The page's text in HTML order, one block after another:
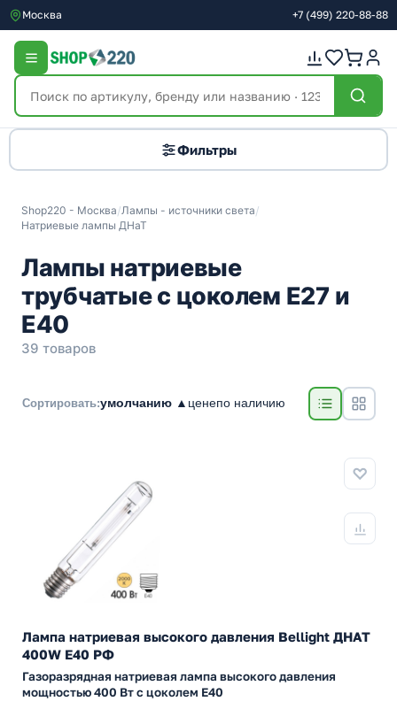
Москва +7 (499) 220-88-88
Фильтры
Shop220 - Москва/Лампы - источники света/
Натриевые лампы ДНаТ
Лампы натриевые
трубчатые с цоколем Е27 и
Е40
39 товаров
Сортировать:умолчанию ▲ ценепо наличию
Лампа натриевая высокого давления Bellight ДНАТ
400W E40 РФ
Газоразрядная натриевая лампа высокого давления
мощностью 400 Вт с цоколем E40